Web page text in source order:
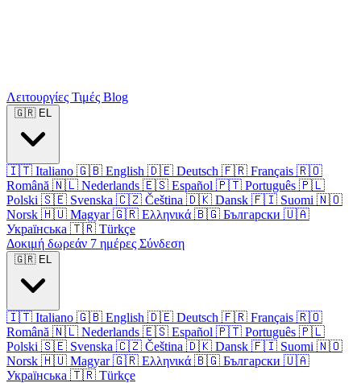
Λειτουργίες Τιμές Blog
🇬🇷 EL
🇮🇹 Italiano 🇬🇧 English 🇩🇪 Deutsch 🇫🇷 Français 🇷🇴
Română 🇳🇱 Nederlands 🇪🇸 Español 🇵🇹 Português 🇵🇱
Polski 🇸🇪 Svenska 🇨🇿 Čeština 🇩🇰 Dansk 🇫🇮 Suomi 🇳🇴
Norsk 🇭🇺 Magyar 🇬🇷 Ελληνικά 🇧🇬 Български 🇺🇦
Українська 🇹🇷 Türkçe
Δοκιμή δωρεάν 7 ημέρες Σύνδεση
🇬🇷 EL
🇮🇹 Italiano 🇬🇧 English 🇩🇪 Deutsch 🇫🇷 Français 🇷🇴
Română 🇳🇱 Nederlands 🇪🇸 Español 🇵🇹 Português 🇵🇱
Polski 🇸🇪 Svenska 🇨🇿 Čeština 🇩🇰 Dansk 🇫🇮 Suomi 🇳🇴
Norsk 🇭🇺 Magyar 🇬🇷 Ελληνικά 🇧🇬 Български 🇺🇦
Українська 🇹🇷 Türkçe